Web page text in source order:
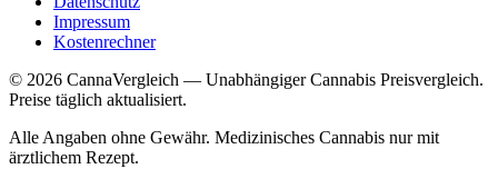
Impressum
Kostenrechner
© 2026 CannaVergleich — Unabhängiger Cannabis Preisvergleich.
Preise täglich aktualisiert.
Alle Angaben ohne Gewähr. Medizinisches Cannabis nur mit
ärztlichem Rezept.